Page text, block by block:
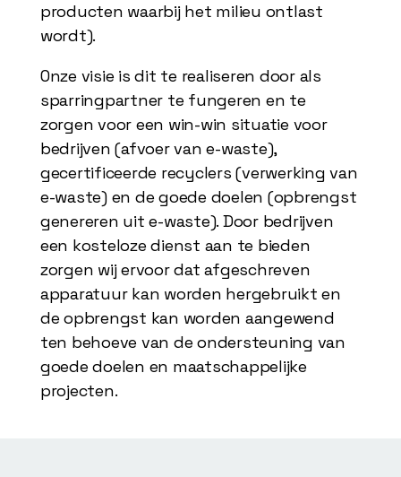
producten waarbij het milieu ontlast
wordt).
Onze visie is dit te realiseren door als
sparringpartner te fungeren en te
zorgen voor een win-win situatie voor
bedrijven (afvoer van e-waste),
gecertificeerde recyclers (verwerking van
e-waste) en de goede doelen (opbrengst
genereren uit e-waste). Door bedrijven
een kosteloze dienst aan te bieden
zorgen wij ervoor dat afgeschreven
apparatuur kan worden hergebruikt en
de opbrengst kan worden aangewend
ten behoeve van de ondersteuning van
goede doelen en maatschappelijke
projecten.